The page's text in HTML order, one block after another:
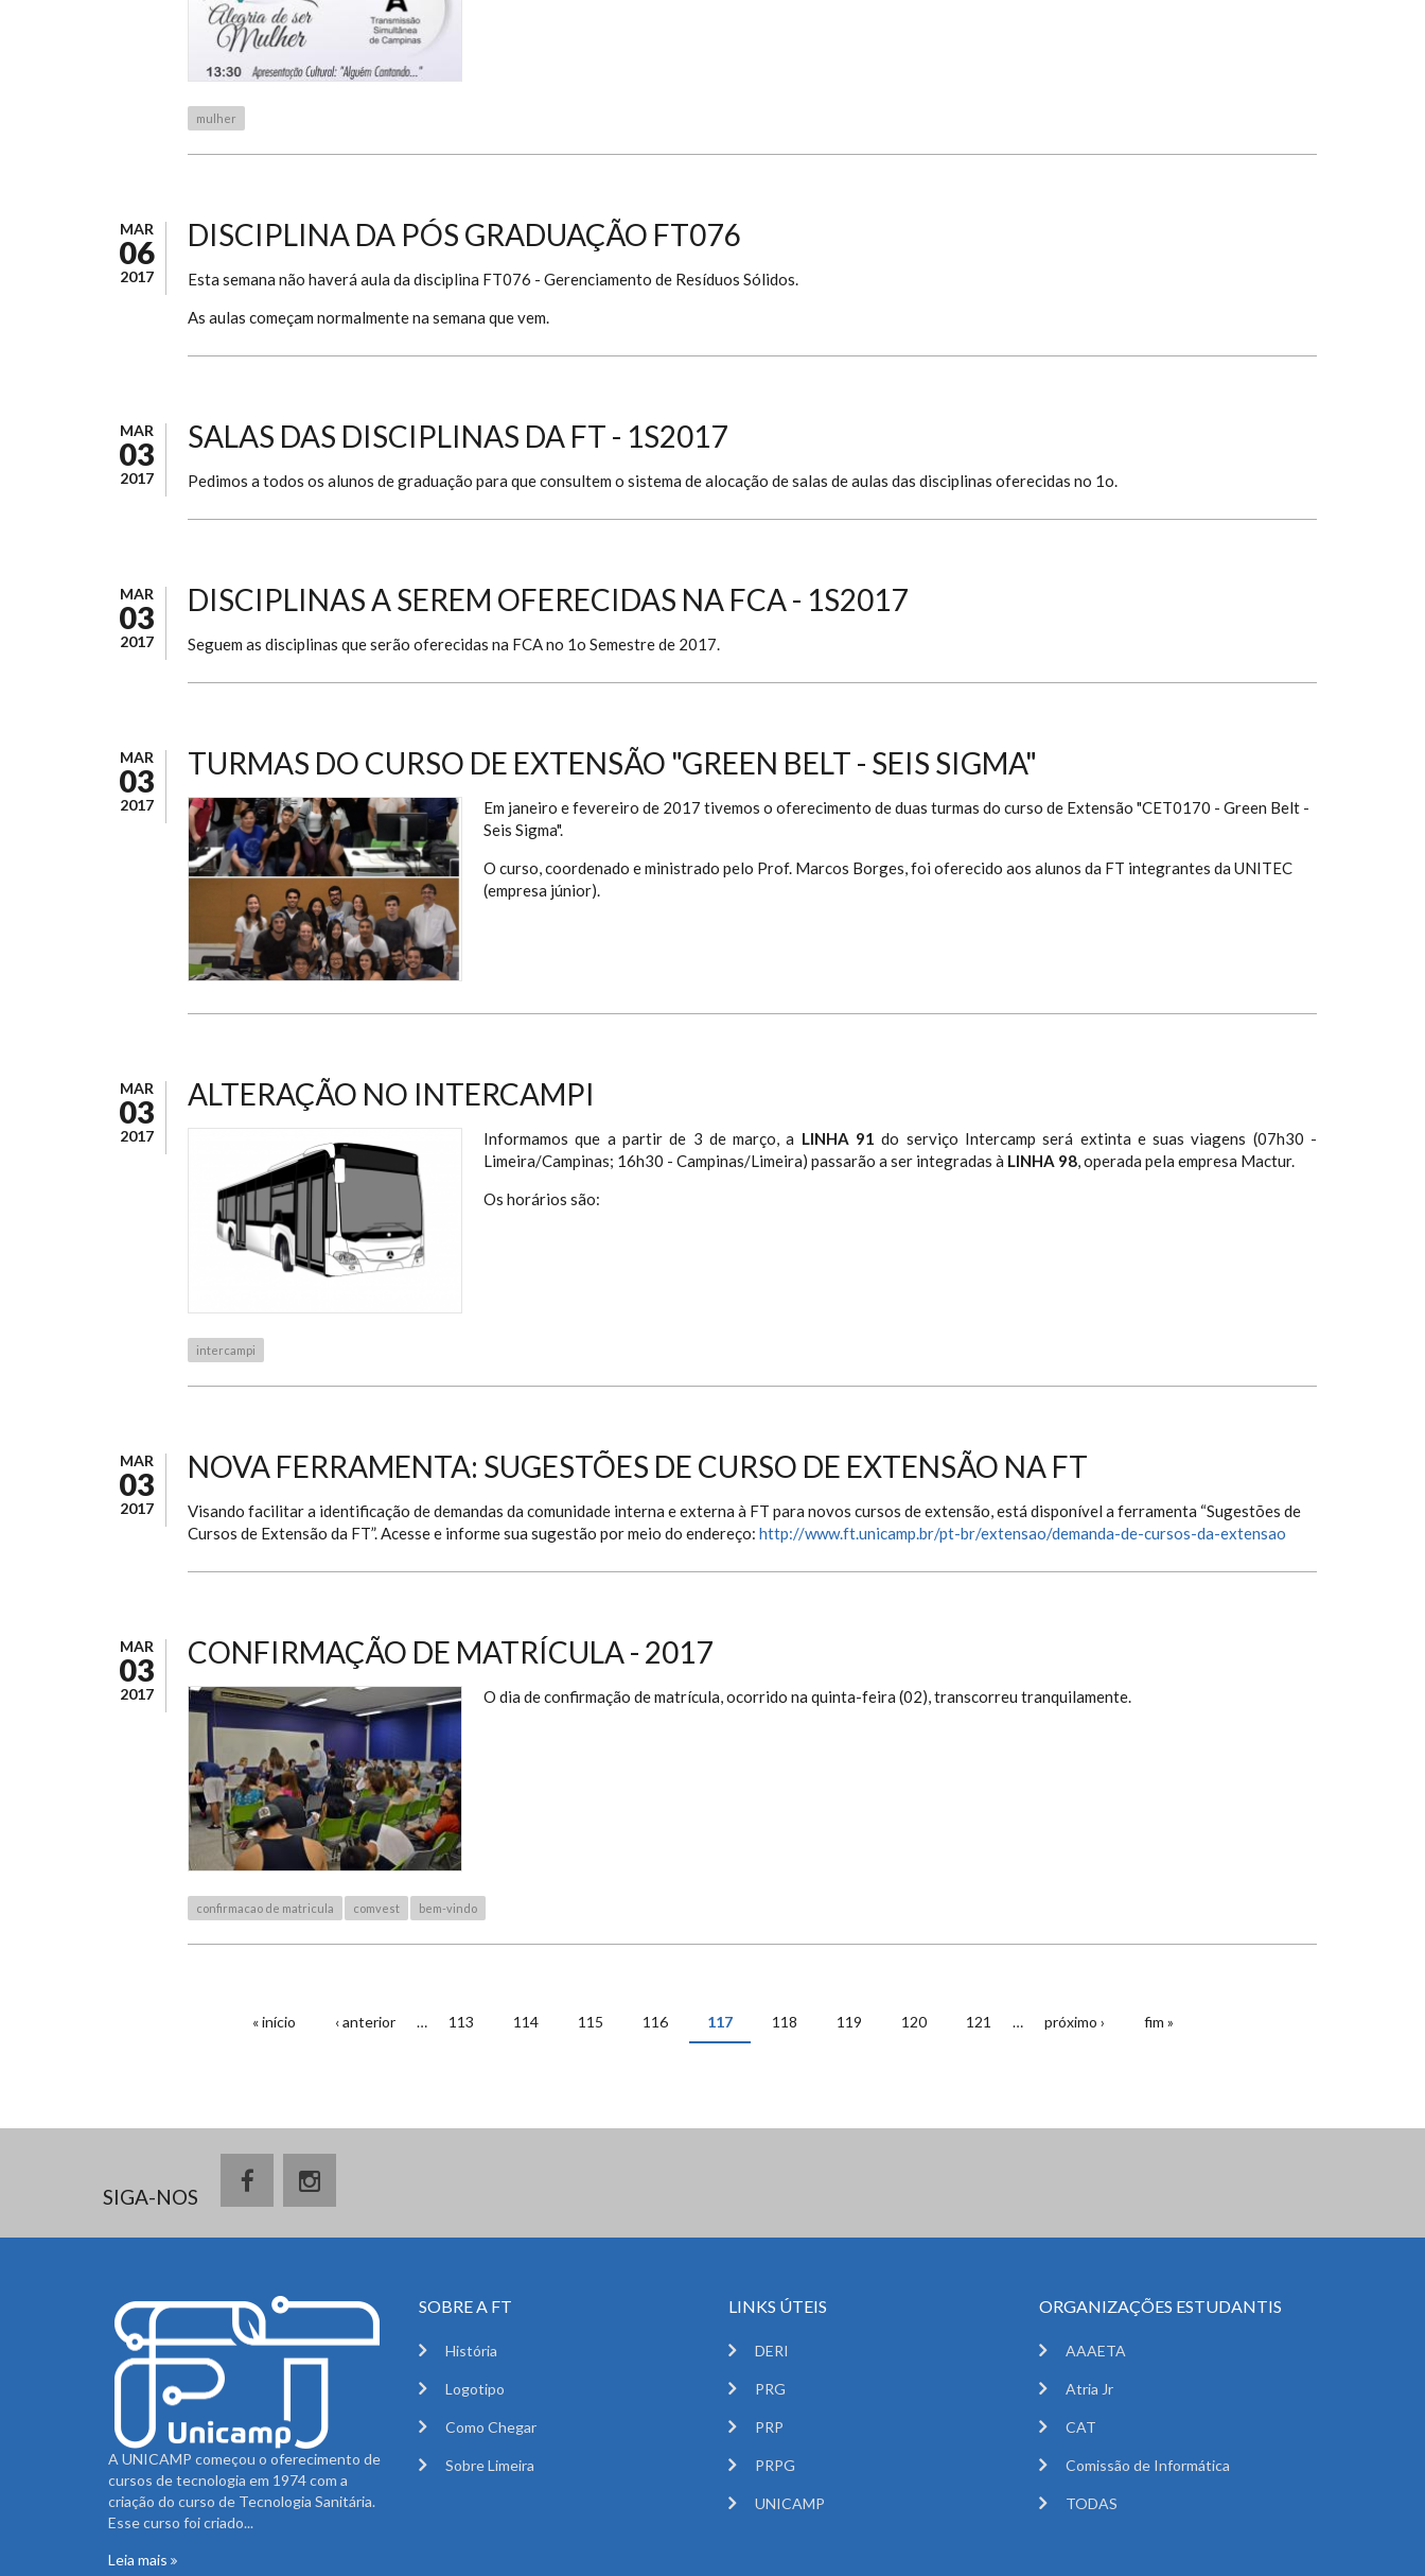
mulher
MAR
06
2017
DISCIPLINA DA PÓS GRADUAÇÃO FT076
Esta semana não haverá aula da disciplina FT076 - Gerenciamento de Resíduos Sólidos.
As aulas começam normalmente na semana que vem.
MAR
03
2017
SALAS DAS DISCIPLINAS DA FT - 1S2017
Pedimos a todos os alunos de graduação para que consultem o sistema de alocação de salas de aulas das disciplinas oferecidas no 1o.
MAR
03
2017
DISCIPLINAS A SEREM OFERECIDAS NA FCA - 1S2017
Seguem as disciplinas que serão oferecidas na FCA no 1o Semestre de 2017.
MAR
03
2017
TURMAS DO CURSO DE EXTENSÃO "GREEN BELT - SEIS SIGMA"
Em janeiro e fevereiro de 2017 tivemos o oferecimento de duas turmas do curso de Extensão "CET0170 - Green Belt -
Seis Sigma".
O curso, coordenado e ministrado pelo Prof. Marcos Borges, foi oferecido aos alunos da FT integrantes da UNITEC
(empresa júnior).
MAR
03
2017
ALTERAÇÃO NO INTERCAMPI
Informamos que a partir de 3 de março, a LINHA 91do serviço Intercamp será extinta e suas viagens (07h30 -
Limeira/Campinas; 16h30 - Campinas/Limeira) passarão a ser integradas à LINHA 98, operada pela empresa Mactur.
Os horários são:
intercampi
MAR
03
2017
NOVA FERRAMENTA: SUGESTÕES DE CURSO DE EXTENSÃO NA FT
Visando facilitar a identificação de demandas da comunidade interna e externa à FT para novos cursos de extensão, está disponível a ferramenta “Sugestões de
Cursos de Extensão da FT”. Acesse e informe sua sugestão por meio do endereço: http://www.ft.unicamp.br/pt-br/extensao/demanda-de-cursos-da-extensao
MAR
03
2017
CONFIRMAÇÃO DE MATRÍCULA - 2017
O dia de confirmação de matrícula, ocorrido na quinta-feira (02), transcorreu tranquilamente.
confirmacao de matricula comvest bem-vindo
« início ‹ anterior … 113 114 115 116 117 118 119 120 121 … próximo › fim »
SIGA-NOS
A UNICAMP começou o oferecimento de
cursos de tecnologia em 1974 com a
criação do curso de Tecnologia Sanitária.
Esse curso foi criado...
Leia mais
SOBRE A FT
História
Logotipo
Como Chegar
Sobre Limeira
LINKS ÚTEIS
DERI
PRG
PRP
PRPG
UNICAMP
ORGANIZAÇÕES ESTUDANTIS
AAAETA
Atria Jr
CAT
Comissão de Informática
TODAS